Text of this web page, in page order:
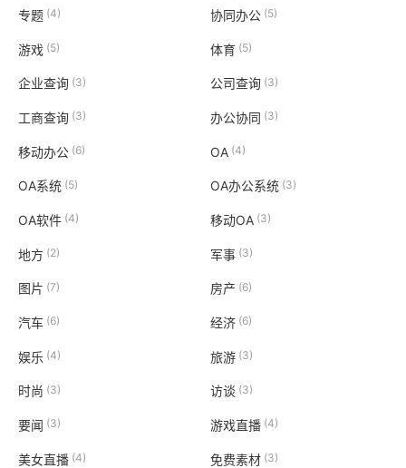
专题 (4) 协同办公(5)
游戏 (5) 体育(5)
企业查询 (3) 公司查询(3)
工商查询 (3) 办公协同 (3)
移动办公 (6) OA (4)
OA系统 (5) OA办公系统(3)
OA软件 (4) 移动OA (3)
地方 (2) 军事 (3)
图片 (7) 房产 (6)
汽车 (6) 经济(6)
娱乐 (4) 旅游(3)
时尚 (3) 访谈 (3)
要闻 (3) 游戏直播(4)
美女直播 (4) 免费素材(3)